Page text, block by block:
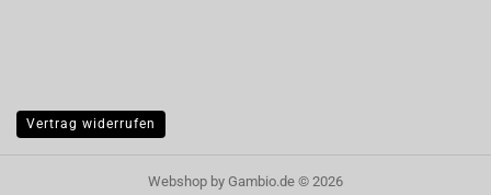
Vertrag widerrufen
Webshop by Gambio.de © 2026